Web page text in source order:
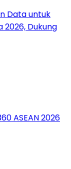
Data untuk
2026, Dukung
ASEAN 2026